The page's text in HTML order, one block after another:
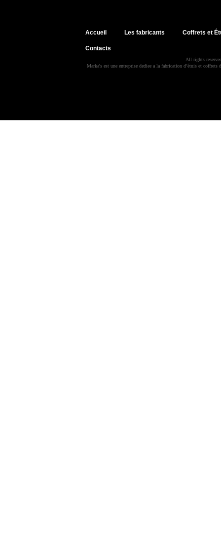
Accueil Les fabricants Coffrets et
Contacts
All rights
Marka's est une entreprise dediee a la fabrication d’étuis et